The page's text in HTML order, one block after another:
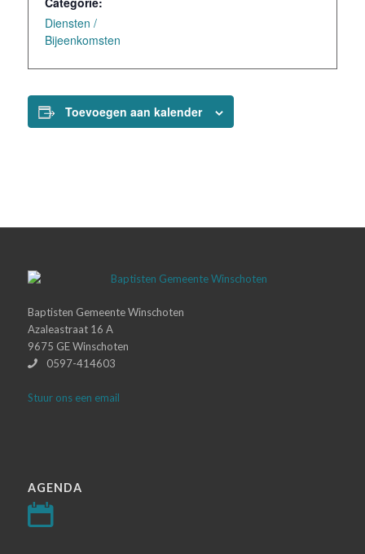
Diensten /
Bijeenkomsten
Toevoegen aan kalender
Baptisten Gemeente Winschoten
Azaleastraat 16 A
9675 GE Winschoten
0597-414603
Stuur ons een email
AGENDA